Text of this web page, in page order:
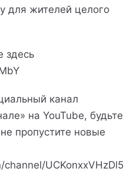
для жителей целого
здесь
канал
на YouTube, будьте
пропустите новые
UCKonxxVHzDl5